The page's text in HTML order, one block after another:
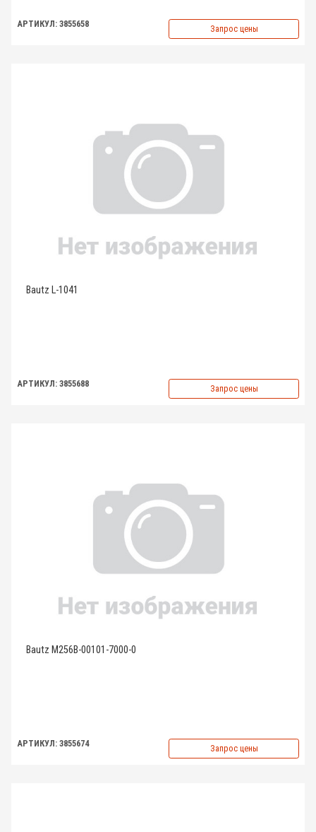
АРТИКУЛ: 3855658 Запрос цены
Bautz L-1041
АРТИКУЛ: 3855688 Запрос цены
Bautz M256B-00101-7000-0
АРТИКУЛ: 3855674 Запрос цены